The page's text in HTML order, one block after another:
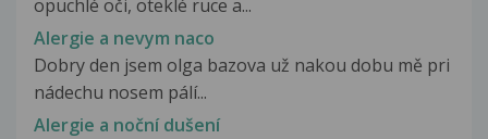
opuchlé oči, oteklé ruce a...
Alergie a nevym naco
Dobry den jsem olga bazova už nakou dobu mě pri
nádechu nosem pálí...
Alergie a noční dušení